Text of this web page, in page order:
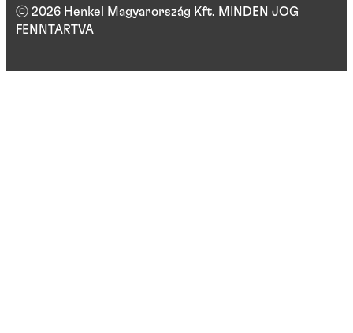
ⓒ 2026 Henkel Magyarország Kft. MINDEN JOG
FENNTARTVA